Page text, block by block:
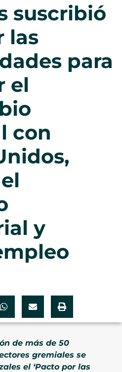
suscribió
las
para
el
con
y
de más de 50
gremiales se
el ‘Pacto por las